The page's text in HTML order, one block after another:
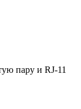
пару и RJ-11